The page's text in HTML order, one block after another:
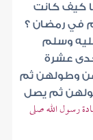
كيف كانت
في رمضان ؟
وسلم
عشرة
وطولهن ثم
ثم يصل
رسول الله صلى